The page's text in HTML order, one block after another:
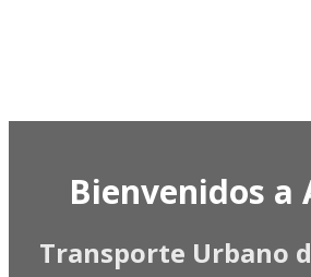
Bienvenidos a
Transporte Urbano